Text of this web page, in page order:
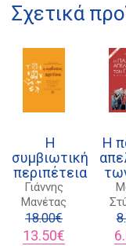
Σχετικά
Η
συμβιωτική
περιπέτεια
Γιάννης
Μανέτας
18.00€
Original
13.50€
Η